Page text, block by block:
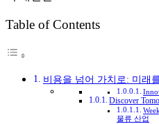
Table of Contents
비용을 넘어 가치로: 미래
Discover
물류 산업